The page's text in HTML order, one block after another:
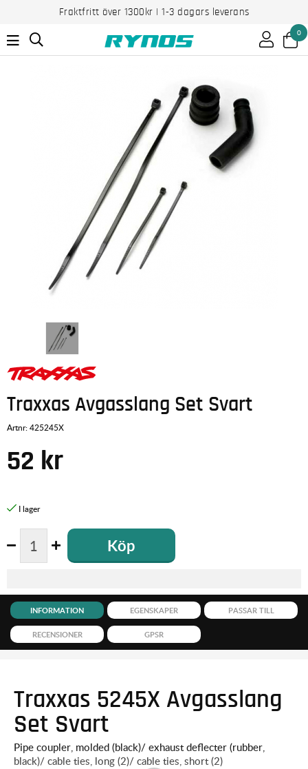
Fraktfritt över 1300kr | 1-3 dagars leverans
0
Traxxas Avgasslang Set Svart
Artnr:425245X
52 kr
Köp
INFORMATION EGENSKAPER PASSAR TILL
RECENSIONER GPSR
Traxxas 5245X Avgasslang
Set Svart
Pipe coupler, molded (black)/ exhaust deflecter (rubber,
black)/ cable ties, long (2)/ cable ties, short (2)